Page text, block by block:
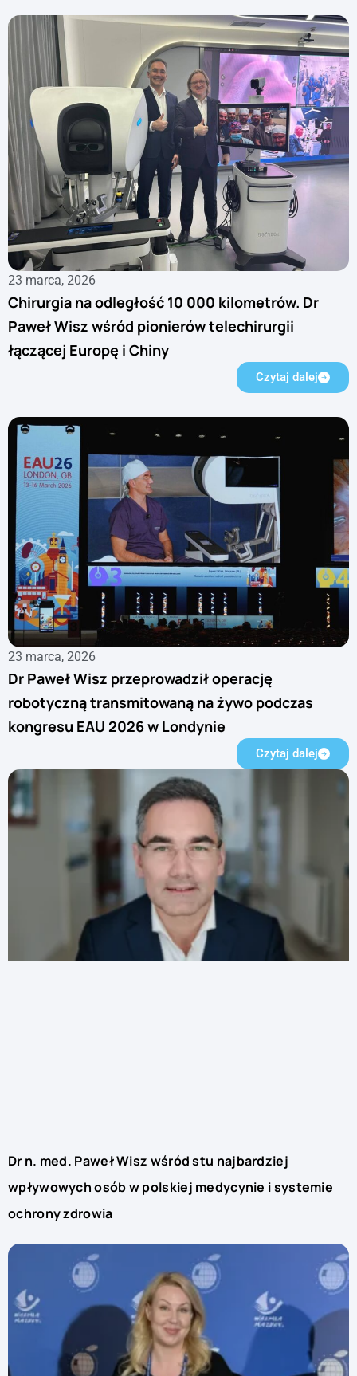
23 marca, 2026
Chirurgia na odległość 10 000 kilometrów. Dr
Paweł Wisz wśród pionierów telechirurgii
łączącej Europę i Chiny
Czytaj dalej
23 marca, 2026
Dr Paweł Wisz przeprowadził operację
robotyczną transmitowaną na żywo podczas
kongresu EAU 2026 w Londynie
Czytaj dalej
Dr n. med. Paweł Wisz wśród stu najbardziej
wpływowych osób w polskiej medycynie i systemie
ochrony zdrowia